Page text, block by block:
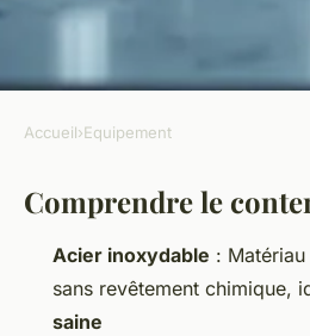
EQUIPEMENT
Choisir une
avantages
cuisson saine
Accueil›Equipement
Comprendre le
Acier inoxydable :
sans revêtement chimique,
saine